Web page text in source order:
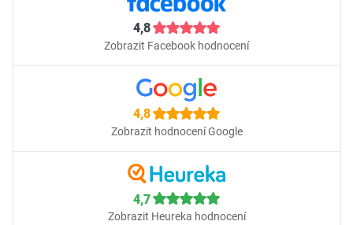
4,8
Zobrazit Facebook hodnocení
4,8
Zobrazit hodnocení Google
4,7
Zobrazit Heureka hodnocení